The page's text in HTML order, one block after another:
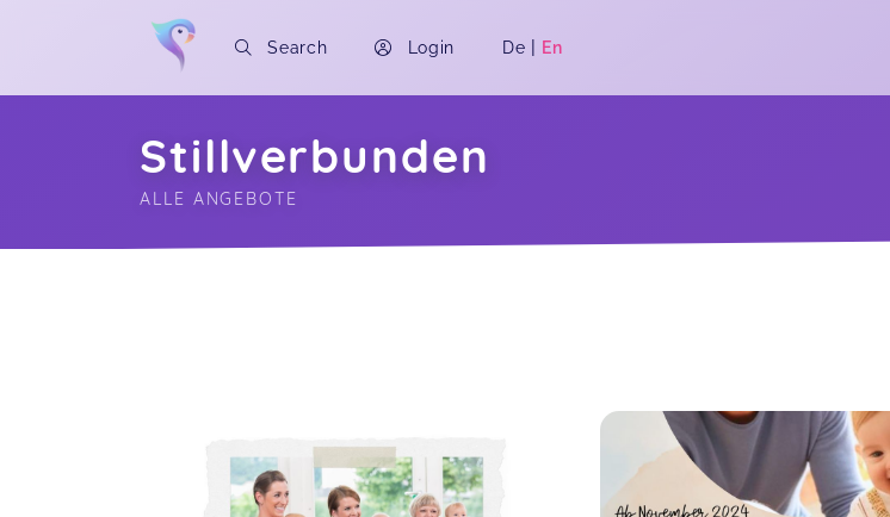
Search Login De | En
Stillverbunden
ALLE ANGEBOTE